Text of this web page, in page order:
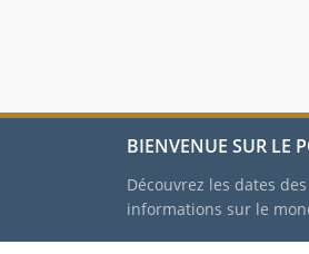
BIENVENUE SUR LE
Découvrez les dates
informations sur le